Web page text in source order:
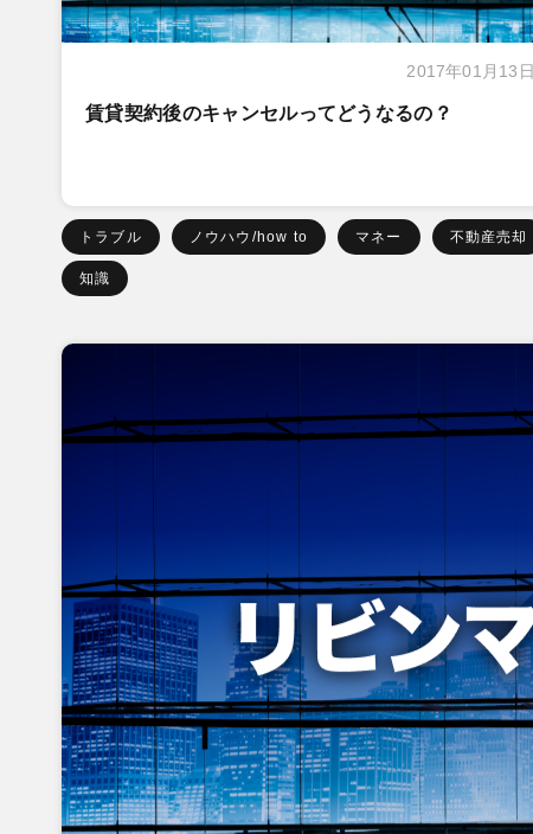
2017年01月13日
賃貸契約後のキャンセルってどうなるの？
トラブル ノウハウ/how to マネー 不動産売却
知識